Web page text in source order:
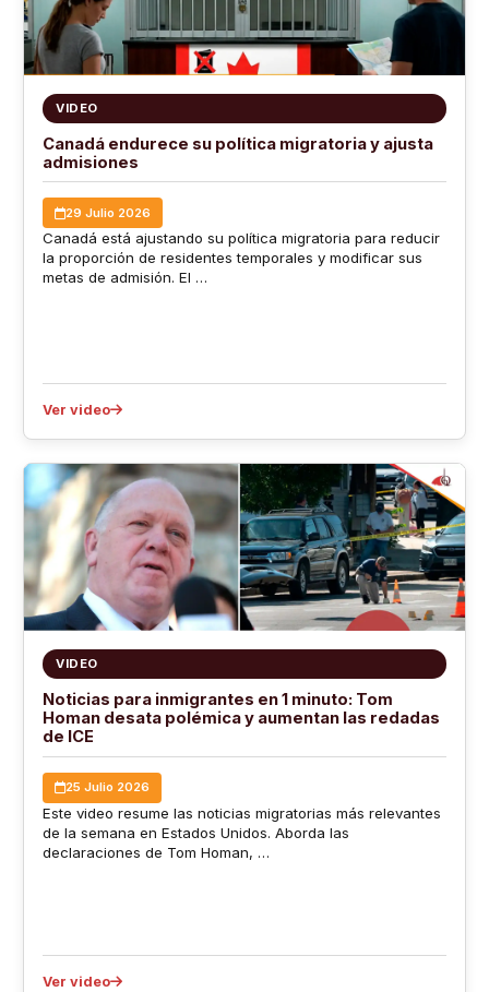
VIDEO
Canadá endurece su política migratoria y ajusta
admisiones
29 Julio 2026
Canadá está ajustando su política migratoria para reducir
la proporción de residentes temporales y modificar sus
metas de admisión. El …
Ver video
VIDEO
Noticias para inmigrantes en 1 minuto: Tom
Homan desata polémica y aumentan las redadas
de ICE
25 Julio 2026
Este video resume las noticias migratorias más relevantes
de la semana en Estados Unidos. Aborda las
declaraciones de Tom Homan, …
Ver video